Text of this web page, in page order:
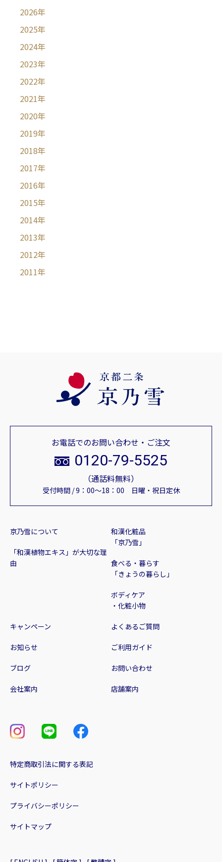
2026年
2025年
2024年
2023年
2022年
2021年
2020年
2019年
2018年
2017年
2016年
2015年
2014年
2013年
2012年
2011年
京乃雪について
「和漢植物エキス」が大切な理
由
和漢化粧品
「京乃雪」
食べる・暮らす
「きょうの暮らし」
ボディケア
・化粧小物
キャンペーン
お知らせ
ブログ
会社案内 店舗案内
よくあるご質問
ご利用ガイド
お問い合わせ
お電話でのお問い合わせ・ご注文
0120-79-5525
（通話料無料）
受付時間 / 9：00～18：00 日曜・祝日定休
特定商取引法に関する表記
サイトポリシー
プライバシーポリシー
サイトマップ